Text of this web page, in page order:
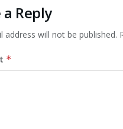
a Reply
address will not be published.
*